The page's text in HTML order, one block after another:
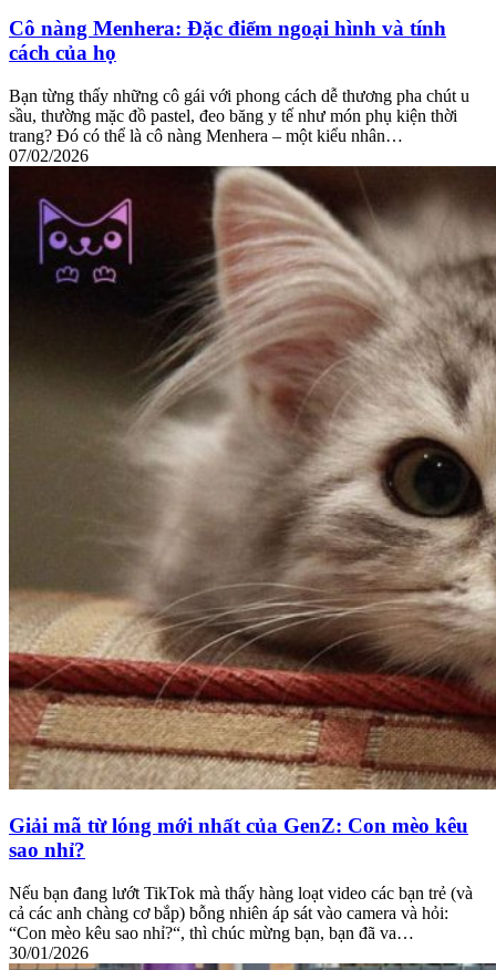
Cô nàng Menhera: Đặc điểm ngoại hình và tính
cách của họ
Bạn từng thấy những cô gái với phong cách dễ thương pha chút u
sầu, thường mặc đồ pastel, đeo băng y tế như món phụ kiện thời
trang? Đó có thể là cô nàng Menhera – một kiểu nhân…
07/02/2026
Giải mã từ lóng mới nhất của GenZ: Con mèo kêu
sao nhỉ?
Nếu bạn đang lướt TikTok mà thấy hàng loạt video các bạn trẻ (và
cả các anh chàng cơ bắp) bỗng nhiên áp sát vào camera và hỏi:
“Con mèo kêu sao nhỉ?“, thì chúc mừng bạn, bạn đã va…
30/01/2026